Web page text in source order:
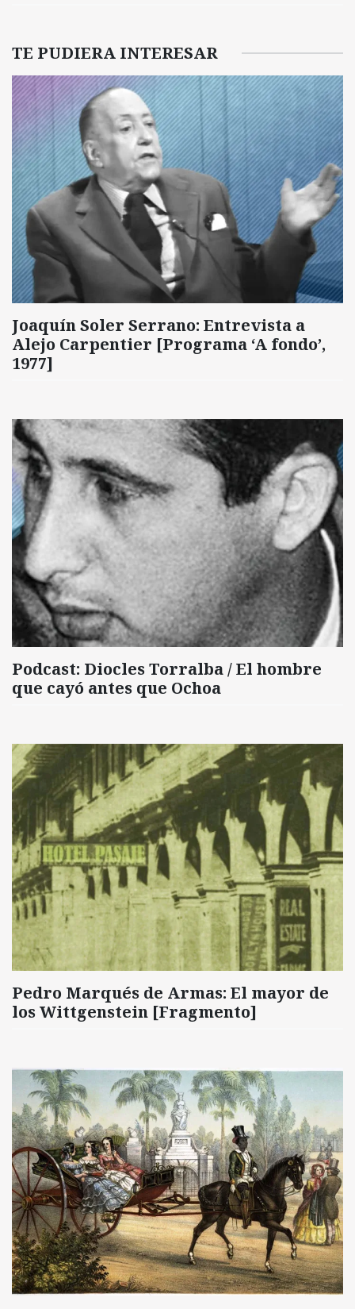
TE PUDIERA INTERESAR
Joaquín Soler Serrano: Entrevista a
Alejo Carpentier [Programa ‘A fondo’,
1977]
Podcast: Diocles Torralba / El hombre
que cayó antes que Ochoa
Pedro Marqués de Armas: El mayor de
los Wittgenstein [Fragmento]